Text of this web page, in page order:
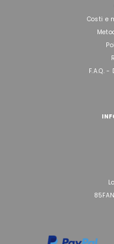
Costi e
F.A.Q.